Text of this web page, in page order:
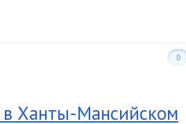
0
Ханты-Мансийском